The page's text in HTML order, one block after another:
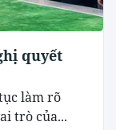
quyết
làm rõ
trò của...